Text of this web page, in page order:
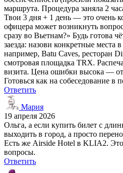
маршрута. Процедура заняла 2
Твои 3 дня + 1 день — это очень
офицера может возникнуть
сразу во Вьетнам?» Будь готова
заезда: назови конкретные
например, Batu Caves, ресторан
смотровая площадка TRX.
визита. Цена ошибки высока —
Готовься как на собеседование в
Ответить
Мария
19 апреля 2026
Ольга, а если купить билет с
выходить в город, а просто
Есть же Airside Hotel в KLIA2.
вопросы.
Ответить